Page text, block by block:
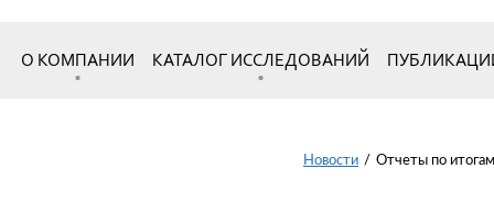
О КОМПАНИИ КАТАЛОГ ИССЛЕДОВАНИЙ
Новости / Отчеты по